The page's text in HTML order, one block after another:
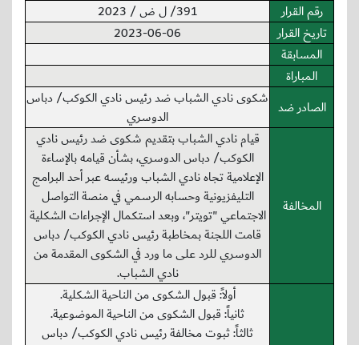
رقم القرار
391/ ل ض / 2023
تاريخ القرار
2023-06-06
المسابقة
المباراة
الصادر ضد شكوى نادي الشباب ضد رئيس نادي الكوكب/ دباس
الدوسري
المخالفة
قيام نادي الشباب بتقديم شكوى ضد رئيس نادي
الكوكب/ دباس الدوسري، بشأن قيامه بالإساءة
الإعلامية تجاه نادي الشباب ورئيسه عبر أحد البرامج
التليفزيونية وحسابه الرسمي في منصة التواصل
الاجتماعي "تويتر"، وبعد استكمال الإجراءات الشكلية
قامت اللجنة بمخاطبة رئيس نادي الكوكب/ دباس
الدوسري للرد على ما ورد في الشكوى المقدمة من
نادي الشباب.
أولاً: قبول الشكوى من الناحية الشكلية.
ثانياً: قبول الشكوى من الناحية الموضوعية.
ثالثاً: ثبوت مخالفة رئيس نادي الكوكب/ دباس